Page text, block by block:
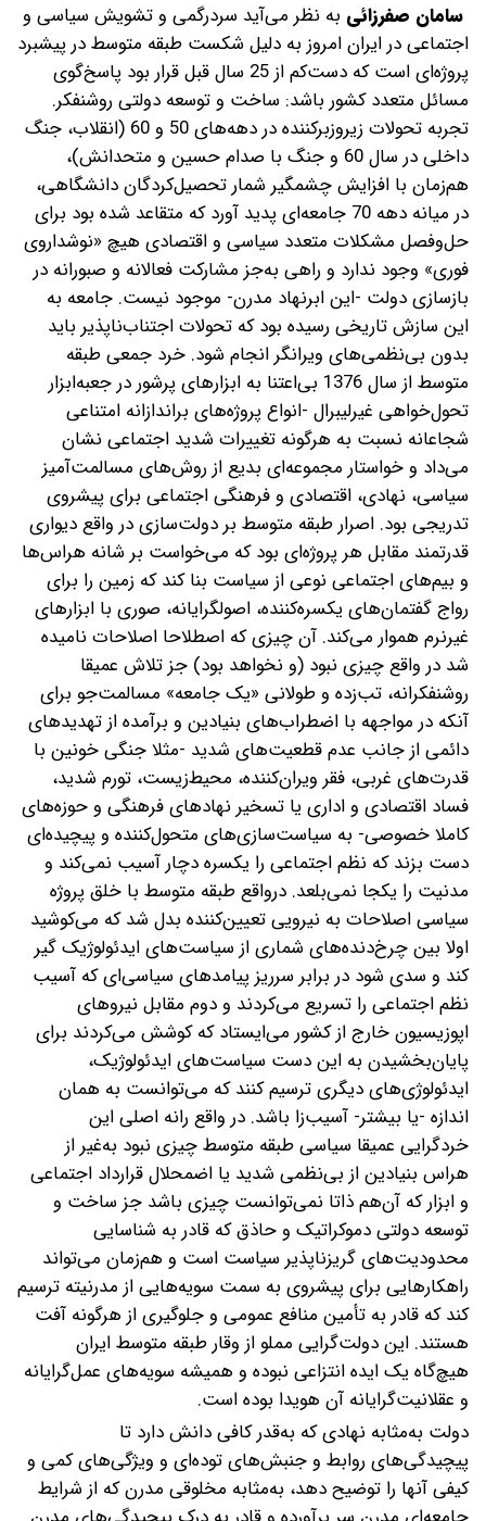
قیمت سکه امامی امروز شنبه ۱۷ مرداد
۱۴۰۵ اعلام شد/ صعود قیمت سکه
سامان صفرزائی به نظر می‌آید سردرگمی و تشویش سیاسی و
اجتماعی در ایران امروز به دلیل شکست طبقه متوسط در پیشبرد
پروژه‌ای است که دست‌کم از 25 سال قبل قرار بود پاسخ‌گوی
مسائل متعدد کشور باشد: ساخت و توسعه دولتی روشنفکر.
تجربه تحولات زیروزبرکننده در دهه‌های 50 و 60 (انقلاب، جنگ
داخلی در سال 60 و جنگ با صدام حسین و متحدانش)،
هم‌زمان با افزایش چشمگیر شمار تحصیل‌کردگان دانشگاهی،
در میانه دهه 70 جامعه‌ای پدید آورد که متقاعد شده بود برای
حل‌وفصل مشکلات متعدد سیاسی و اقتصادی هیچ «نوشداروی
فوری» وجود ندارد و راهی به‌جز مشارکت فعالانه و صبورانه در
بازسازی دولت -این ابرنهاد مدرن- موجود نیست. جامعه به
این سازش تاریخی رسیده بود که تحولات اجتناب‌ناپذیر باید
بدون بی‌نظمی‌های ویرانگر انجام شود. خرد جمعی طبقه
متوسط از سال 1376 بی‌اعتنا به ابزارهای پرشور در جعبه‌ابزار
تحول‌خواهی غیرلیبرال -انواع پروژه‌های براندازانه امتناعی
شجاعانه نسبت به هرگونه تغییرات شدید اجتماعی نشان
می‌داد و خواستار مجموعه‌ای بدیع از روش‌های مسالمت‌آمیز
سیاسی، نهادی، اقتصادی و فرهنگی اجتماعی برای پیشروی
تدریجی بود. اصرار طبقه متوسط بر دولت‌سازی در واقع دیواری
قدرتمند مقابل هر پروژه‌ای بود که می‌خواست بر شانه هراس‌ها
و بیم‌های اجتماعی نوعی از سیاست بنا کند که زمین را برای
رواج گفتمان‌های یکسره‌کننده، اصولگرایانه، صوری با ابزارهای
غیرنرم هموار می‌کند. آن چیزی که اصطلاحا اصلاحات نامیده
شد در واقع چیزی نبود (و نخواهد بود) جز تلاش عمیقا
روشنفکرانه، تب‌زده و طولانی «یک جامعه» مسالمت‌جو برای
آنکه در مواجهه با اضطراب‌های بنیادین و برآمده از تهدیدهای
دائمی از جانب عدم قطعیت‌های شدید -مثلا جنگی خونین با
قدرت‌های غربی، فقر ویران‌کننده، محیط‌زیست، تورم شدید،
فساد اقتصادی و اداری یا تسخیر نهادهای فرهنگی و حوزه‌های
کاملا خصوصی- به سیاست‌سازی‌های متحول‌کننده و پیچیده‌ای
دست بزند که نظم اجتماعی را یکسره دچار آسیب نمی‌کند و
مدنیت را یکجا نمی‌بلعد. درواقع طبقه متوسط با خلق پروژه
سیاسی اصلاحات به نیرویی تعیین‌کننده بدل شد که می‌کوشید
اولا بین چرخ‌دنده‌های شماری از سیاست‌های ایدئولوژیک گیر
کند و سدی شود در برابر سرریز پیامدهای سیاسی‌ای که آسیب
نظم اجتماعی را تسریع می‌کردند‌‌ و دوم مقابل نیروهای
اپوزیسیون خارج از کشور می‌ایستاد که کوشش می‌کردند برای
پایان‌بخشیدن به این دست سیاست‌های ایدئولوژیک،
ایدئولوژی‌های دیگری ترسیم کنند که می‌توانست به همان
اندازه -یا بیشتر- آسیب‌زا باشد. در واقع رانه اصلی این
خردگرایی عمیقا سیاسی طبقه متوسط چیزی نبود به‌غیر از
هراس بنیادین از بی‌نظمی شدید یا اضمحلال قرارداد اجتماعی
و ابزار که آن‌هم ذاتا نمی‌توانست چیزی باشد جز ساخت و
توسعه دولتی دموکراتیک و حاذق که قادر به شناسایی
محدودیت‌های گریزناپذیر سیاست است و هم‌زمان می‌تواند
راهکارهایی برای پیشروی به سمت سویه‌هایی از مدرنیته ترسیم
کند که قادر به تأمین منافع عمومی و جلوگیری از هرگونه آفت
هستند. این دولت‌گرایی مملو از وقار طبقه متوسط ایران
هیچ‌گاه یک ایده انتزاعی نبوده و همیشه سویه‌های عمل‌گرایانه
و عقلانیت‌گرایانه آن هویدا بوده است.
دولت به‌مثابه نهادی که به‌قدر کافی دانش دارد تا
پیچیدگی‌های روابط و جنبش‌های توده‌ای و ویژگی‌های کمی و
کیفی آنها را توضیح دهد، به‌مثابه مخلوقی مدرن که از شرایط